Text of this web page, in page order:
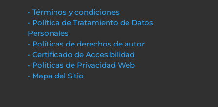
• Términos y condiciones
• Política de Tratamiento de Datos
Personales
• Políticas de derechos de autor
• Certificado de Accesibilidad
• Políticas de Privacidad Web
• Mapa del Sitio